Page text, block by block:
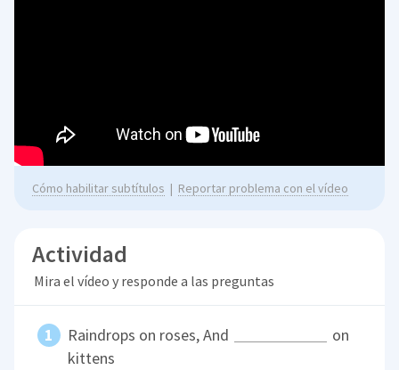
Cómo habilitar subtítulos | Reportar problema con el vídeo
Actividad
Mira el vídeo y responde a las preguntas
Raindrops on roses, And
on
kittens